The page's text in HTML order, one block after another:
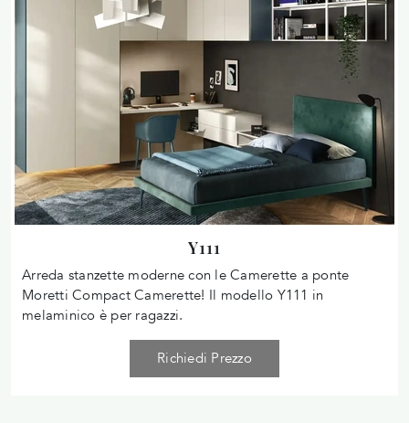
Y111
Arreda stanzette moderne con le Camerette a ponte
Moretti Compact Camerette! Il modello Y111 in
melaminico è per ragazzi.
Richiedi Prezzo